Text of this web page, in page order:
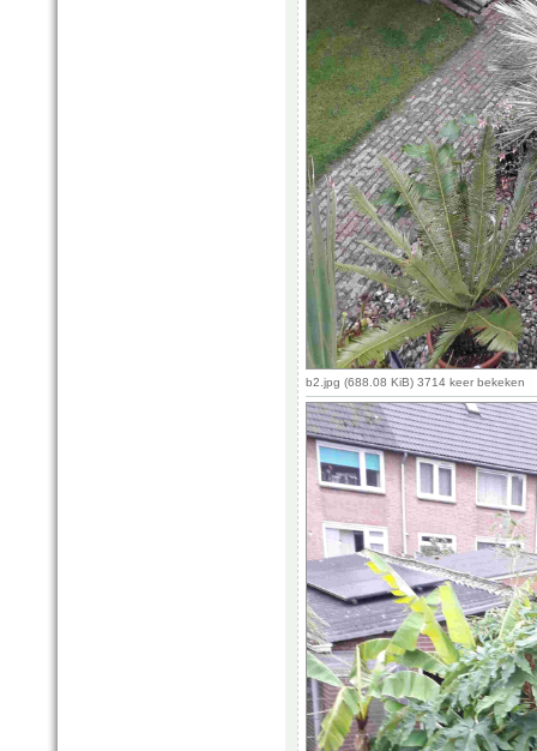
b2.jpg (688.08 KiB) 3714 keer bekeken